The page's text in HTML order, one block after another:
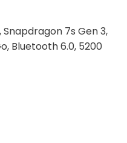
Snapdragon 7s Gen 3,
Bluetooth 6.0, 5200